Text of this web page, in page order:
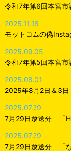
令和7年第6回本宮市
2025.11.18
モットコムの偽
2025.09.05
令和7年第5回本宮市
2025.08.01
2025年8月2日＆3
2025.07.29
7月29日放送分 「
2025.07.29
7月29日放送分 「